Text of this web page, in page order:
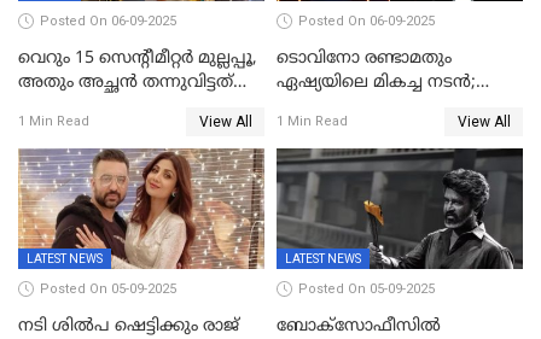
Posted On 06-09-2025
വെറും 15 സെന്റീമീറ്റര്‍ മുല്ലപ്പൂ,
അതും അച്ഛൻ തന്നുവിട്ടത്
ലക്ഷം രൂപ പിഴ; നവ്യ
28ദിവസത്തിനകം പിഴ
അടയ്ക്കണം
1 Min Read View All
Posted On 06-09-2025
ടൊവിനോ രണ്ടാമതും
ഏഷ്യയിലെ മികച്ച നടന്‍;
പുരസ്‌കാരം
1 Min Read View All
LATEST NEWS
Posted On 05-09-2025
നടി ശിൽപ ഷെട്ടിക്കും രാജ്
LATEST NEWS
Posted On 05-09-2025
ബോക്സോഫീസിൽ